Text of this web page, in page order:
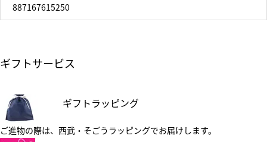
887167615250
ギフトサービス
ギフトラッピング
ご進物の際は、西武・そごうラッピングでお届けします。